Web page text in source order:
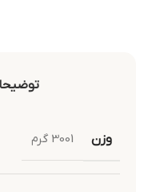
وزن 3001 گرم